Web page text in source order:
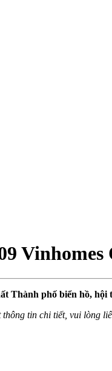
Vinhomes
Thành phố biển hồ,
tin chi tiết, vui lòng